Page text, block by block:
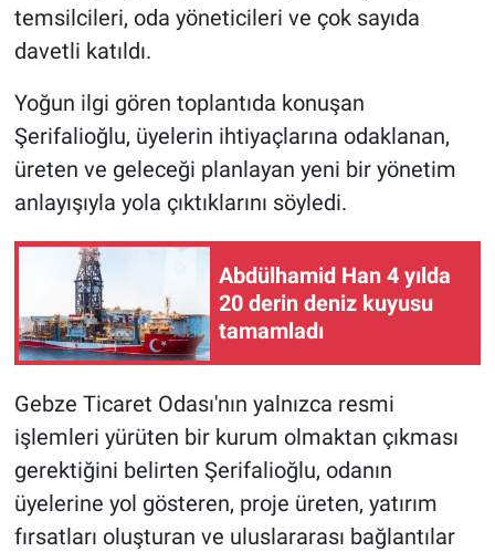
temsilcileri, oda yöneticileri ve çok sayıda
davetli katıldı.
Yoğun ilgi gören toplantıda konuşan
Şerifalioğlu, üyelerin ihtiyaçlarına odaklanan,
üreten ve geleceği planlayan yeni bir yönetim
anlayışıyla yola çıktıklarını söyledi.
Abdülhamid Han 4 yılda
20 derin deniz kuyusu
tamamladı
Gebze Ticaret Odası'nın yalnızca resmi
işlemleri yürüten bir kurum olmaktan çıkması
gerektiğini belirten Şerifalioğlu, odanın
üyelerine yol gösteren, proje üreten, yatırım
fırsatları oluşturan ve uluslararası bağlantılar